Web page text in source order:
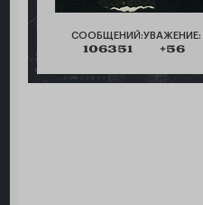
СООБЩЕНИЙ:
106351
УВАЖЕНИЕ:
+56